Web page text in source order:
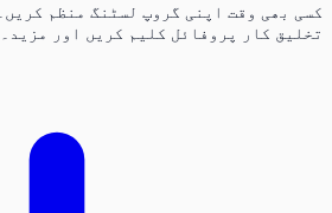
کسی بھی وقت اپنی گروپ لسٹنگ منظم کریں۔
تخلیق کار پروفائل کلیم کریں اور مزید۔